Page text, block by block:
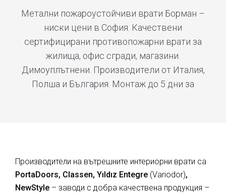
Метални пожароустойчиви врати Борман –
ниски цени в София. Качествени
сертифицирани противопожарни врати за
жилища, офис сгради, магазини.
Димоуплътнени. Производители от Италия,
Полша и България. Монтаж до 5 дни за
Производители на вътрешните интериорни врати са
PortaDoors, Classen, Yıldız Entegre (Variodor),
NewStyle – заводи с добра качествена продукция –